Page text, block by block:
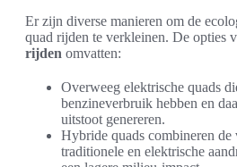
Er zijn diverse manieren om de
quad rijden te verkleinen. De opties
rijden omvatten:
Overweeg elektrische quads
benzineverbruik hebben en
uitstoot genereren.
Hybride quads combineren de
traditionele en elektrische